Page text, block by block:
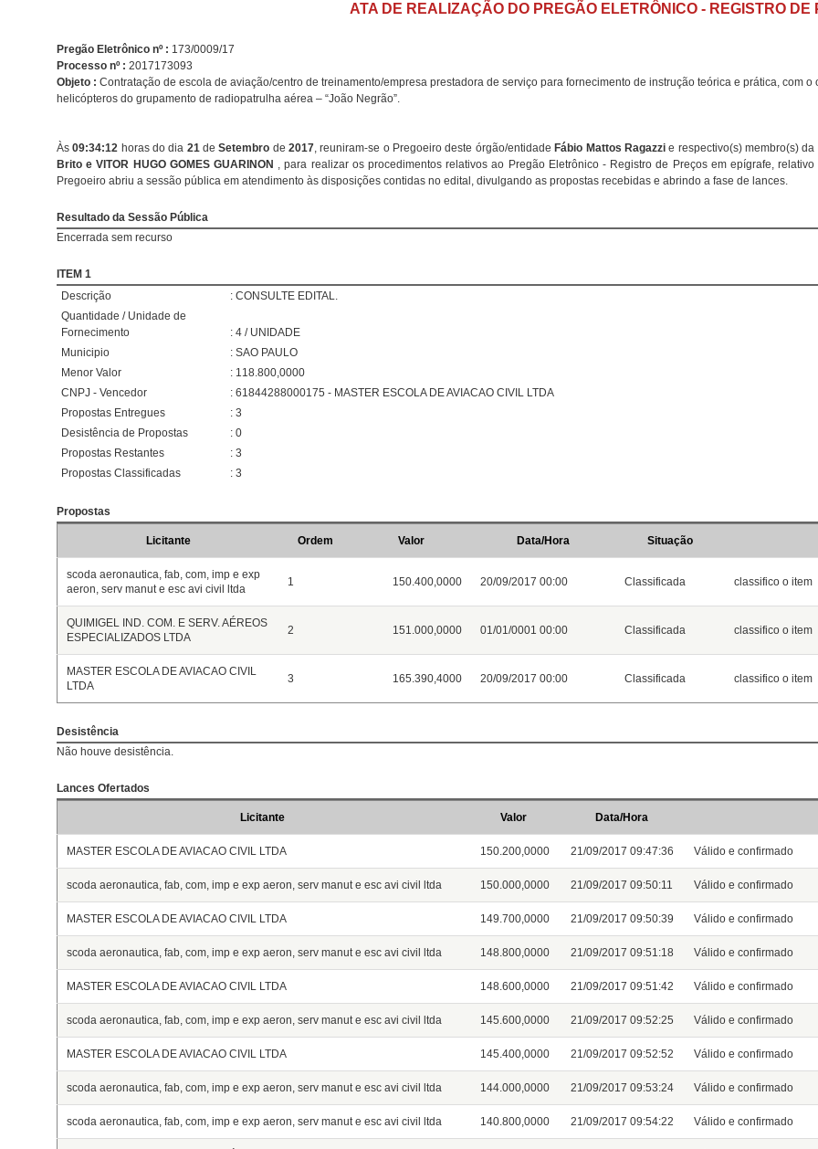
ATA DE REALIZAÇÃO DO PREGÃO ELETRÔNICO - REGISTRO DE
Pregão Eletrônico nº : 173/0009/17
Processo nº : 2017173093
Objeto : Contratação de escola de aviação/centro de treinamento/empresa prestadora de serviço para fornecimento de instrução teórica e prática, com
helicópteros do grupamento de radiopatrulha aérea – “João Negrão”.
Às09:34:12 horas do dia 21deSetembro de2017, reuniram-se o Pregoeiro deste órgão/entidade Fábio Mattos Ragazzie respectivo(s) membro(s)
Brito e VITOR HUGO GOMES GUARINON , para realizar os procedimentos relativos ao Pregão Eletrônico - Registro de Preços em epígrafe,
Pregoeiro abriu a sessão pública em atendimento às disposições contidas no edital, divulgando as propostas recebidas e abrindo a fase de lances.
Resultado da Sessão Pública
Encerrada sem recurso
ITEM 1
Descrição
: CONSULTE EDITAL.
Quantidade / Unidade de
Fornecimento
: 4 / UNIDADE
Municipio
: SAO PAULO
Menor Valor
: 118.800,0000
CNPJ - Vencedor
: 61844288000175 - MASTER ESCOLA DE AVIACAO CIVIL LTDA
Propostas Entregues
: 3
Desistência de Propostas
: 0
Propostas Restantes
: 3
Propostas Classificadas
: 3
Propostas
Licitante Ordem Valor Data/Hora Situação
scoda aeronautica, fab, com, imp e exp
aeron, serv manut e esc avi civil ltda
1 150.400,0000 20/09/2017 00:00 Classificada classifico o item
QUIMIGEL IND. COM. E SERV. AÉREOS
ESPECIALIZADOS LTDA
2 151.000,0000 01/01/0001 00:00 Classificada classifico o item
MASTER ESCOLA DE AVIACAO CIVIL
LTDA
3 165.390,4000 20/09/2017 00:00 Classificada classifico o item
Desistência
Não houve desistência.
Lances Ofertados
Licitante Valor Data/Hora
MASTER ESCOLA DE AVIACAO CIVIL LTDA 150.200,0000 21/09/2017 09:47:36 Válido e confirmado
scoda aeronautica, fab, com, imp e exp aeron, serv manut e esc avi civil ltda 150.000,0000 21/09/2017 09:50:11 Válido e confirmado
MASTER ESCOLA DE AVIACAO CIVIL LTDA 149.700,0000 21/09/2017 09:50:39 Válido e confirmado
scoda aeronautica, fab, com, imp e exp aeron, serv manut e esc avi civil ltda 148.800,0000 21/09/2017 09:51:18 Válido e confirmado
MASTER ESCOLA DE AVIACAO CIVIL LTDA 148.600,0000 21/09/2017 09:51:42 Válido e confirmado
scoda aeronautica, fab, com, imp e exp aeron, serv manut e esc avi civil ltda 145.600,0000 21/09/2017 09:52:25 Válido e confirmado
MASTER ESCOLA DE AVIACAO CIVIL LTDA 145.400,0000 21/09/2017 09:52:52 Válido e confirmado
scoda aeronautica, fab, com, imp e exp aeron, serv manut e esc avi civil ltda 144.000,0000 21/09/2017 09:53:24 Válido e confirmado
scoda aeronautica, fab, com, imp e exp aeron, serv manut e esc avi civil ltda 140.800,0000 21/09/2017 09:54:22 Válido e confirmado